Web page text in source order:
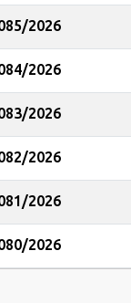
2026
2026
2026
2026
2026
2026